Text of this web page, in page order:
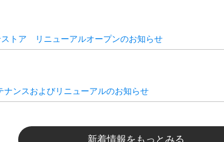
ストア リニューアルオープンのお知らせ
ナンスおよびリニューアルのお知らせ
新着情報をもっとみる